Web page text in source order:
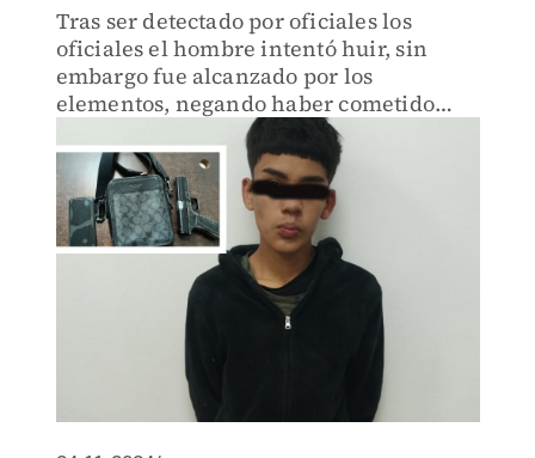
Tras ser detectado por oficiales los
oficiales el hombre intentó huir, sin
embargo fue alcanzado por los
elementos, negando haber cometido